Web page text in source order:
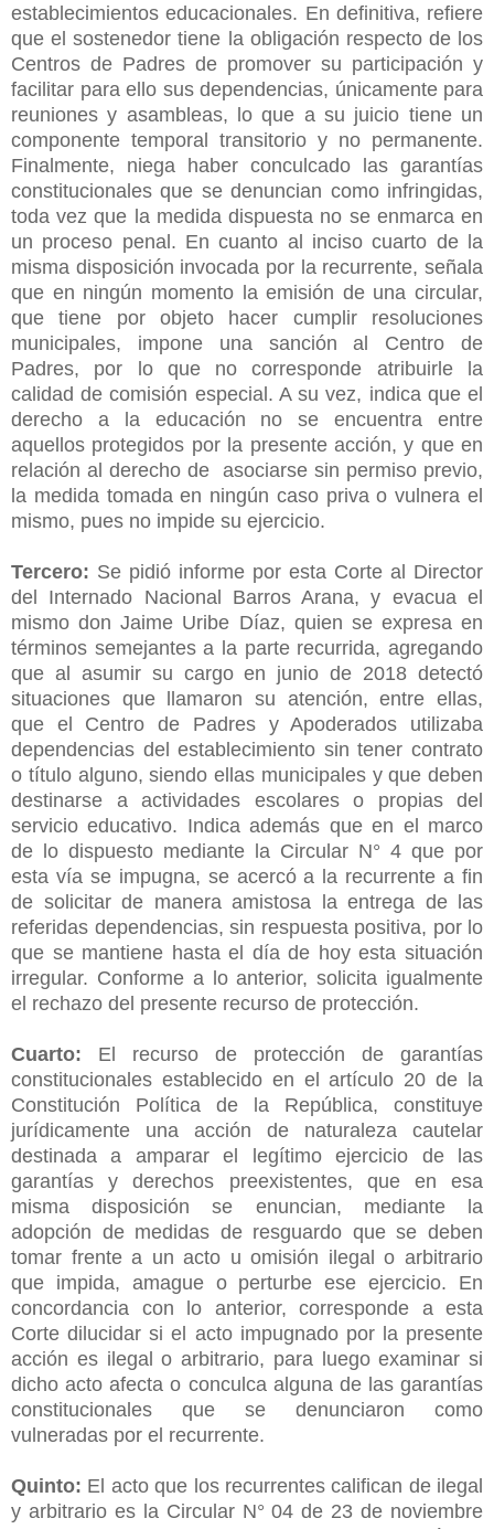
establecimientos educacionales. En definitiva, refiere
que el sostenedor tiene la obligación respecto de los
Centros de Padres de promover su participación y
facilitar para ello sus dependencias, únicamente para
reuniones y asambleas, lo que a su juicio tiene un
componente temporal transitorio y no permanente.
Finalmente, niega haber conculcado las garantías
constitucionales que se denuncian como infringidas,
toda vez que la medida dispuesta no se enmarca en
un proceso penal. En cuanto al inciso cuarto de la
misma disposición invocada por la recurrente, señala
que en ningún momento la emisión de una circular,
que tiene por objeto hacer cumplir resoluciones
municipales, impone una sanción al Centro de
Padres, por lo que no corresponde atribuirle la
calidad de comisión especial. A su vez, indica que el
derecho a la educación no se encuentra entre
aquellos protegidos por la presente acción, y que en
relación al derecho de asociarse sin permiso previo,
la medida tomada en ningún caso priva o vulnera el
mismo, pues no impide su ejercicio.
Tercero: Se pidió informe por esta Corte al Director
del Internado Nacional Barros Arana, y evacua el
mismo don Jaime Uribe Díaz, quien se expresa en
términos semejantes a la parte recurrida, agregando
que al asumir su cargo en junio de 2018 detectó
situaciones que llamaron su atención, entre ellas,
que el Centro de Padres y Apoderados utilizaba
dependencias del establecimiento sin tener contrato
o título alguno, siendo ellas municipales y que deben
destinarse a actividades escolares o propias del
servicio educativo. Indica además que en el marco
de lo dispuesto mediante la Circular N° 4 que por
esta vía se impugna, se acercó a la recurrente a fin
de solicitar de manera amistosa la entrega de las
referidas dependencias, sin respuesta positiva, por lo
que se mantiene hasta el día de hoy esta situación
irregular. Conforme a lo anterior, solicita igualmente
el rechazo del presente recurso de protección.
Cuarto: El recurso de protección de garantías
constitucionales establecido en el artículo 20 de la
Constitución Política de la República, constituye
jurídicamente una acción de naturaleza cautelar
destinada a amparar el legítimo ejercicio de las
garantías y derechos preexistentes, que en esa
misma disposición se enuncian, mediante la
adopción de medidas de resguardo que se deben
tomar frente a un acto u omisión ilegal o arbitrario
que impida, amague o perturbe ese ejercicio. En
concordancia con lo anterior, corresponde a esta
Corte dilucidar si el acto impugnado por la presente
acción es ilegal o arbitrario, para luego examinar si
dicho acto afecta o conculca alguna de las garantías
constitucionales que se denunciaron como
vulneradas por el recurrente.
Quinto: El acto que los recurrentes califican de ilegal
y arbitrario es la Circular N° 04 de 23 de noviembre